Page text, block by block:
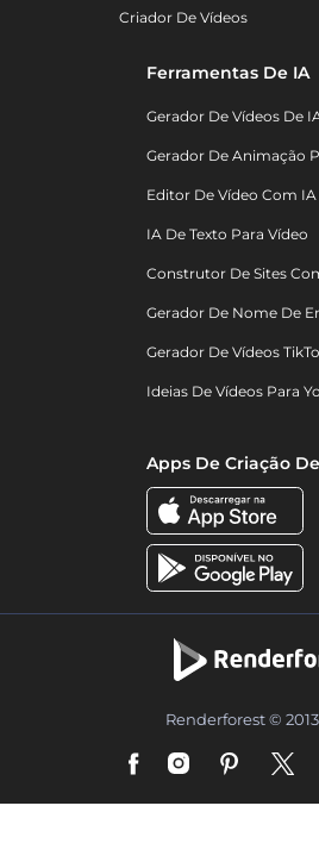
Criador De Vídeos
Ferramentas De IA
Gerador De Vídeos De
Gerador De Animação
Editor De Vídeo Com IA
IA De Texto Para Vídeo
Construtor De Sites
Gerador De Nome De
Gerador De Vídeos
Ideias De Vídeos Para
Apps De Criação
Renderforest ©